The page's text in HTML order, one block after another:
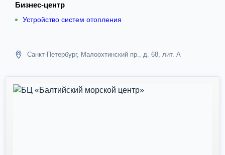
Бизнес-центр
Устройство систем отопления
Санкт-Петербург, Малоохтинский пр., д. 68, лит. А